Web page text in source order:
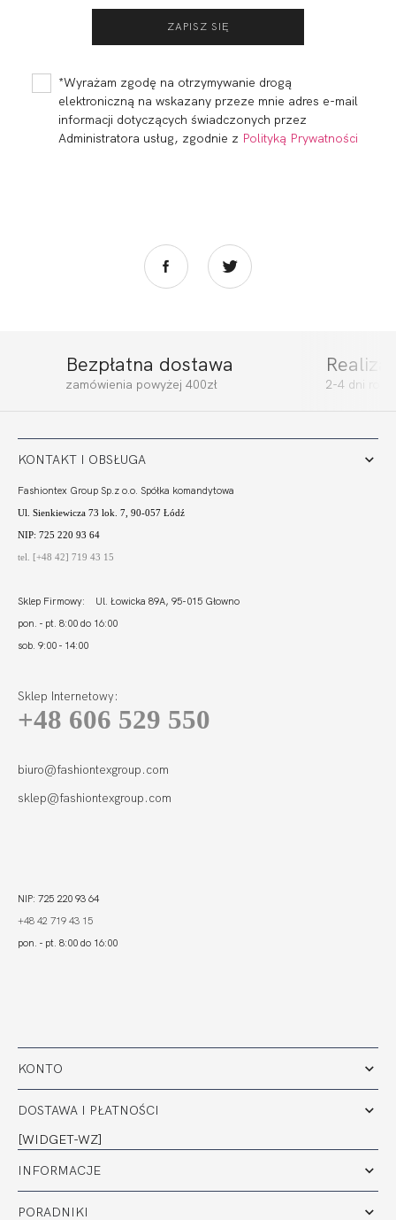
221,20 zł 115,01
FORTUNA SOFT
FORTUNA SPACER
FORTUNA STRINGI
*Wyrażam zgodę na otrzymywanie drogą
elektroniczną na wskazany przeze mnie adres e-mail
informacji dotyczących świadczonych przez
Administratora usług, zgodnie z Polityką Prywatności
Bezpłatna dostawa
zamówienia powyżej 400zł 2-4 dni
KONTO
DOSTAWA I PŁATNOŚCI
[WIDGET-WZ]
INFORMACJE
PORADNIKI
KONTAKT I OBSŁUGA
Fashiontex Group Sp.z o.o. Spółka komandytowa
Ul. Sienkiewicza 73 lok. 7, 90-057 Łódź
NIP: 725 220 93 64
tel. [+48 42] 719 43 15
Sklep Firmowy: Ul. Łowicka 89A, 95-015 Głowno
pon. - pt. 8:00 do 16:00
sob. 9:00 - 14:00
Sklep Internetowy:
+48 606 529 550
biuro@fashiontexgroup.com
sklep@fashiontexgroup.com
NIP: 725 220 93 64
+48 42 719 43 15
pon. - pt. 8:00 do 16:00